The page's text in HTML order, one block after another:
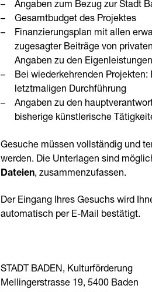
Angaben zum Bezug zur Stadt
Gesamtbudget des Projektes
Finanzierungsplan mit allen
zugesagter Beiträge von
Angaben zu den
Bei wiederkehrenden
letztmaligen Durchführung
Angaben zu den
bisherige künstlerische
Gesuche müssen vollständig und
werden. Die Unterlagen sind
Dateien, zusammenzufassen.
Der Eingang Ihres Gesuchs wird
automatisch per E-Mail bestätigt.
STADT BADEN, Kulturförderung
Mellingerstrasse 19, 5400 Baden